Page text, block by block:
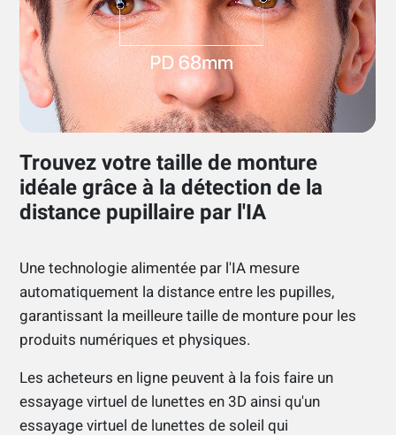
Trouvez votre taille de monture
idéale grâce à la détection de la
distance pupillaire par l'IA
Une technologie alimentée par l'IA mesure
automatiquement la distance entre les pupilles,
garantissant la meilleure taille de monture pour les
produits numériques et physiques.
Les acheteurs en ligne peuvent à la fois faire un
essayage virtuel de lunettes en 3D ainsi qu'un
essayage virtuel de lunettes de soleil qui